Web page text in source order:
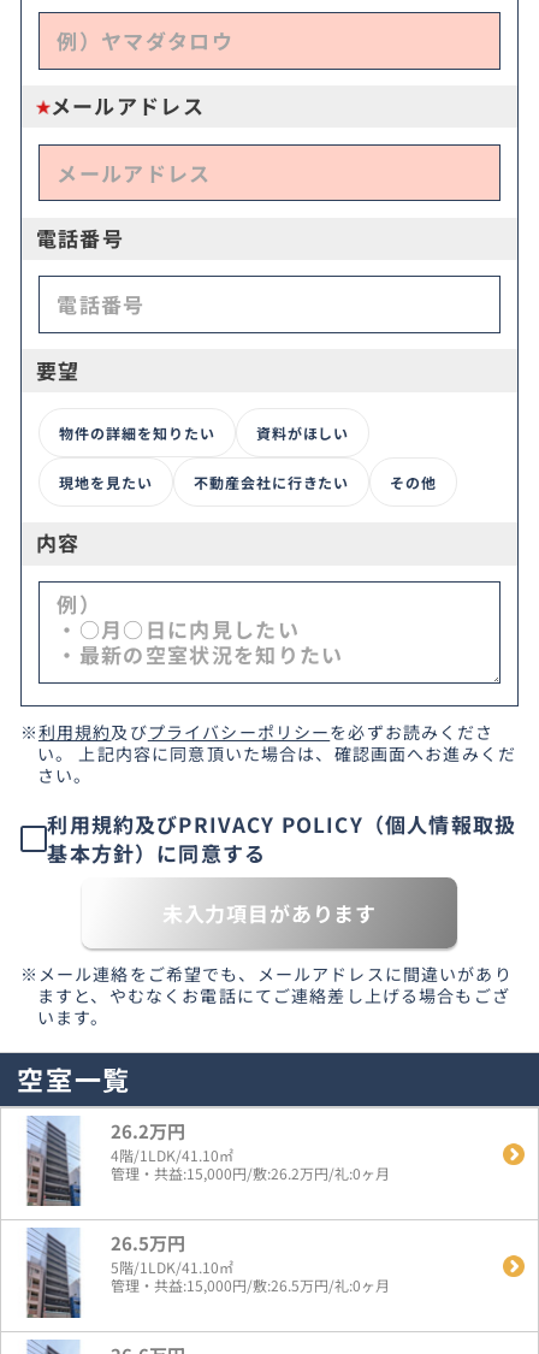
メールアドレス
電話番号
要望
物件の詳細を知りたい 資料がほしい
現地を見たい 不動産会社に行きたい その他
内容
※利用規約及びプライバシーポリシーを必ずお読みくださ
い。 上記内容に同意頂いた場合は、確認画面へお進みくだ
さい。
利用規約及びPRIVACY POLICY（個人情報取扱
基本方針）に同意する
未入力項目があります
※メール連絡をご希望でも、メールアドレスに間違いがあり
ますと、やむなくお電話にてご連絡差し上げる場合もござ
います。
空室一覧
26.2万円
4階/1LDK/41.10㎡
管理・共益:15,000円/敷:26.2万円/礼:0ヶ月
26.5万円
5階/1LDK/41.10㎡
管理・共益:15,000円/敷:26.5万円/礼:0ヶ月